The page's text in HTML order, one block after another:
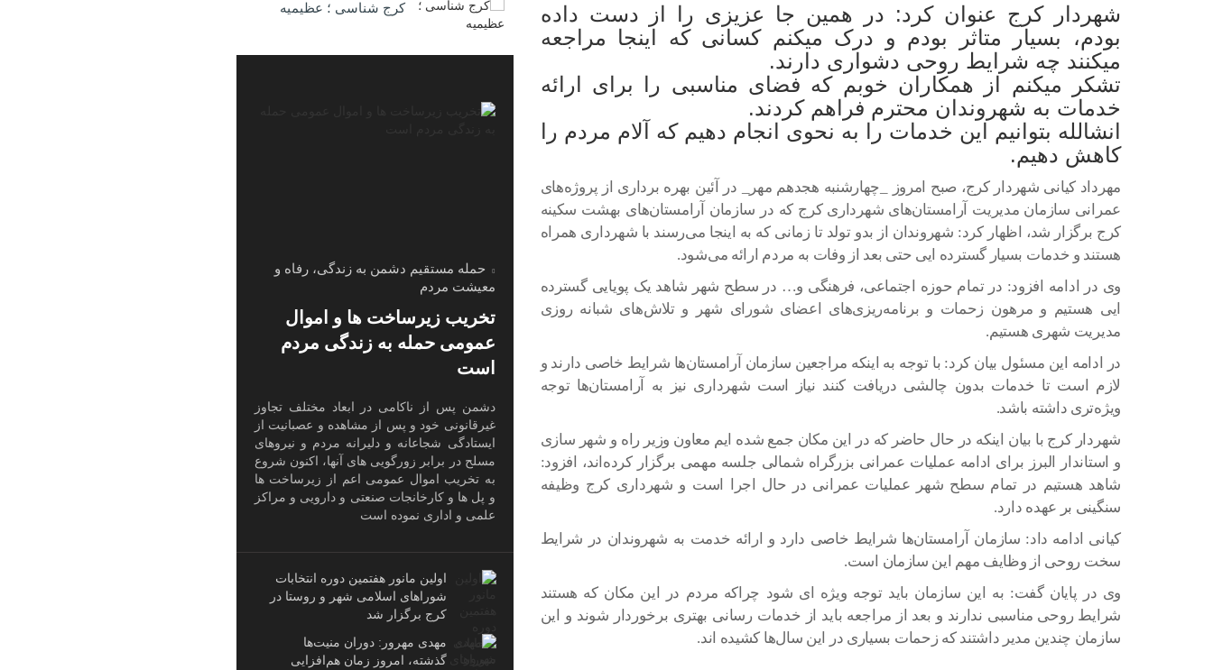
شهردار کرج عنوان کرد: در همین جا عزیزی را از دست داده
بودم، بسیار متاثر بودم و درک میکنم کسانی که اینجا مراجعه
میکنند چه شرایط روحی دشواری دارند.
تشکر میکنم از همکاران خوبم که فضای مناسبی را برای ارائه
خدمات به شهروندان محترم فراهم کردند.
انشالله بتوانیم این خدمات را به نحوی انجام دهیم که آلام مردم را
کاهش دهیم.
مهرداد کیانی شهردار کرج، صبح امروز _چهارشنبه هجدهم مهر_ در آئین بهره برداری از پروژه‌های
عمرانی سازمان مدیریت آرامستان‌های شهرداری کرج که در سازمان آرامستان‌های بهشت سکینه
کرج برگزار شد، اظهار کرد: شهروندان از بدو تولد تا زمانی که به اینجا می‌رسند با شهرداری همراه
هستند و خدمات بسیار گسترده ایی حتی بعد از وفات به مردم ارائه می‌شود.
وی در ادامه افزود: در تمام حوزه اجتماعی، فرهنگی و… در سطح شهر شاهد یک پویایی گسترده
ایی هستیم و مرهون زحمات و برنامه‌ریزی‌های اعضای شورای شهر و تلاش‌های شبانه روزی
مدیریت شهری هستیم.
در ادامه این مسئول بیان کرد: با توجه به اینکه مراجعین سازمان آرامستان‌ها شرایط خاصی دارند و
لازم است تا خدمات بدون چالشی دریافت کنند نیاز است شهرداری نیز به آرامستان‌ها توجه
ویژه‌تری داشته باشد.
شهردار کرج با بیان اینکه در حال حاضر که در این مکان جمع شده ایم معاون وزیر راه و شهر سازی
و استاندار البرز برای ادامه عملیات عمرانی بزرگراه شمالی جلسه مهمی برگزار کرده‌اند، افزود:
شاهد هستیم در تمام سطح شهر عملیات عمرانی در حال اجرا است و شهرداری کرج وظیفه
سنگینی بر عهده دارد.
کیانی ادامه داد: سازمان آرامستان‌ها شرایط خاصی دارد و ارائه خدمت به شهروندان در شرایط
سخت روحی از وظایف مهم این سازمان است.
وی در پایان گفت: به این سازمان باید توجه ویژه ای شود چراکه مردم در این مکان که هستند
شرایط روحی مناسبی ندارند و بعد از مراجعه باید از خدمات رسانی بهتری برخوردار شوند و این
سازمان چندین مدیر داشتند که زحمات بسیاری در این سال‌ها کشیده اند.
کرج شناسی ؛ عظیمیه
حمله مستقیم دشمن به زندگی، رفاه و
معیشت مردم
تخریب زیرساخت ها و اموال
عمومی حمله به زندگی مردم
است
دشمن پس از ناکامی در ابعاد مختلف تجاوز
غیرقانونی خود و پس از مشاهده و عصبانیت از
ایستادگی شجاعانه و دلیرانه مردم و نیروهای
مسلح در برابر زورگویی های آنها، اکنون شروع
به تخریب اموال عمومی اعم از زیرساخت ها
و پل ها و کارخانجات صنعتی و دارویی و مراکز
علمی و اداری نموده است
اولین مانور هفتمین دوره انتخابات
شوراهای اسلامی شهر و روستا در
کرج برگزار شد
مهدی مهرور: دوران منیت‌ها
گذشته، امروز زمان هم‌افزایی